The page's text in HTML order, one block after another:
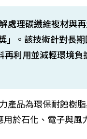
處理碳纖維複材與
」。該技術針對長
再利用並減輕環境負
產品為環保耐蝕樹
於石化、電子與風